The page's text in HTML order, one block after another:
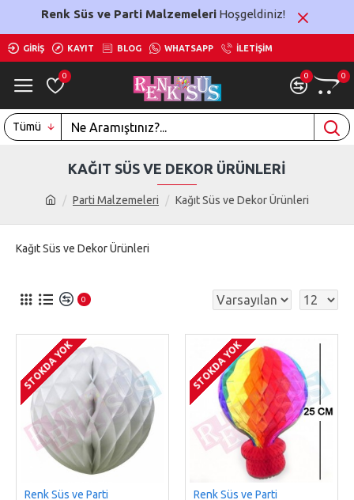
Renk Süs ve Parti MalzemeleriHoşgeldiniz!
GIRIŞ KAYIT BLOG WHATSAPP İLETIŞIM
0 0 0
Tümü
Parti Malzemeleri Kağıt Süs ve Dekor Ürünleri
KAĞIT SÜS VE DEKOR ÜRÜNLERI
Kağıt Süs ve Dekor Ürünleri
0
STOKDA YOK
Renk Süs ve Parti
STOKDA YOK
Renk Süs ve Parti